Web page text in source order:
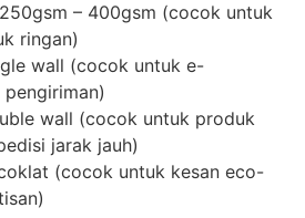
– 400gsm (cocok untuk
ringan)
wall (cocok untuk e-
wall (cocok untuk produk
jarak jauh)
(cocok untuk kesan eco-